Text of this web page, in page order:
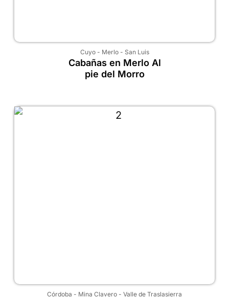
Cuyo- Merlo- San Luis
Cabañas en Merlo Al
pie del Morro
Córdoba - Mina Clavero - Valle de Traslasierra